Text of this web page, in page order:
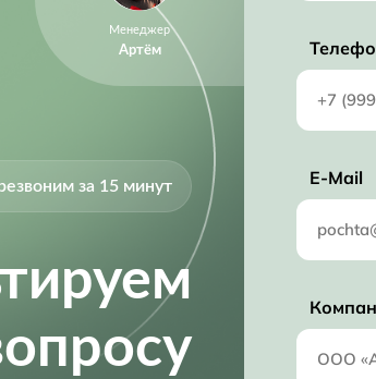
Менеджер
Артём
за 15 минут E-Mail